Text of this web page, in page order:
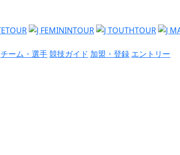
チーム・選手競技ガイド 加盟・登録 エントリー